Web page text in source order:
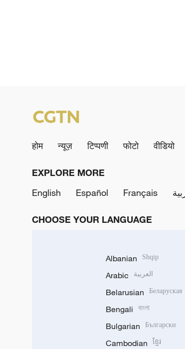
होम न्यूज़ टिप्पणी फोटो वीडियो
EXPLORE MORE
English
Español Français
CHOOSE YOUR LANGUAGE
Albanian Shqip
Arabic العربية
Belarusian Беларуская
Bengali বাংলা
Bulgarian Български
Cambodian ខ្មែរ